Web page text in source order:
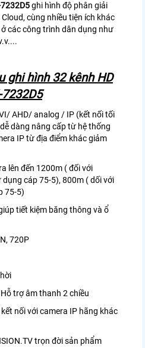
ghi hình độ phân giải
cùng nhiều tiện ích khác
các công trình dân dụng như
ghi hình 32 kênh HD
AHD/ analog / IP (kết nối tối
dàng nâng cấp từ hệ thống
IP từ địa điểm khác giảm
lên đến 1200m ( đối với
cáp 75-5), 800m ( dối với
75-5)
tiết kiệm băng thông và ổ
720P
trợ âm thanh 2 chiều
nối với camera IP hãng khác
trọn đời sản phẩm